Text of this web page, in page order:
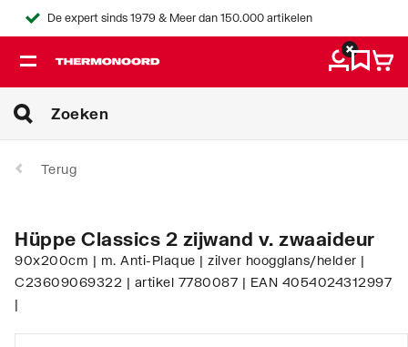
De expert sinds 1979 & Meer dan 150.000 artikelen
Terug
Hüppe Classics 2 zijwand v. zwaaideur
90x200cm | m. Anti-Plaque | zilver hoogglans/helder |
C23609069322 | artikel 7780087 | EAN 4054024312997
|